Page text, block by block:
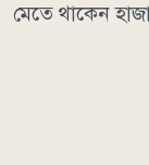
মেতে থাকেন